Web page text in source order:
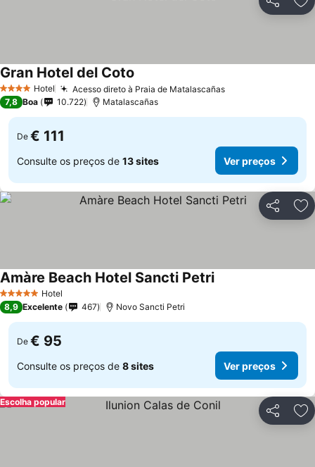
Partilhar
4 EstrelasHotel Acesso direto à Praia de Matalascañas
Gran Hotel del Coto
7,8 Boa 10.722 Matalascañas
De € 111
Consulte os preços de 13 sites Ver preços
Partilhar
5 Estrelas Hotel
Amàre Beach Hotel Sancti Petri
8,9 Excelente 467 Novo Sancti Petri
De € 95
Consulte os preços de 8 sites Ver preços
Partilhar
Escolha popular